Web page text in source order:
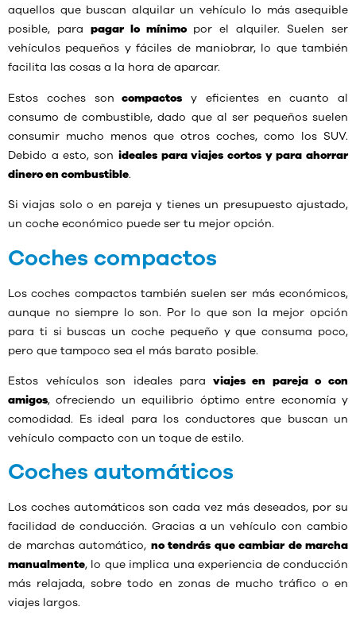
aquellos que buscan alquilar un vehículo lo más asequible
posible, para pagar lo mínimo por el alquiler. Suelen ser
vehículos pequeños y fáciles de maniobrar, lo que también
facilita las cosas a la hora de aparcar.
Estos coches son compactos y eficientes en cuanto al
consumo de combustible, dado que al ser pequeños suelen
consumir mucho menos que otros coches, como los SUV.
Debido a esto, son ideales para viajes cortos y para ahorrar
dinero en combustible.
Si viajas solo o en pareja y tienes un presupuesto ajustado,
un coche económico puede ser tu mejor opción.
Coches compactos
Los coches compactos también suelen ser más económicos,
aunque no siempre lo son. Por lo que son la mejor opción
para ti si buscas un coche pequeño y que consuma poco,
pero que tampoco sea el más barato posible.
Estos vehículos son ideales para viajes en pareja o con
amigos, ofreciendo un equilibrio óptimo entre economía y
comodidad. Es ideal para los conductores que buscan un
vehículo compacto con un toque de estilo.
Coches automáticos
Los coches automáticos son cada vez más deseados, por su
facilidad de conducción. Gracias a un vehículo con cambio
de marchas automático, no tendrás que cambiar de marcha
manualmente, lo que implica una experiencia de conducción
más relajada, sobre todo en zonas de mucho tráfico o en
viajes largos.